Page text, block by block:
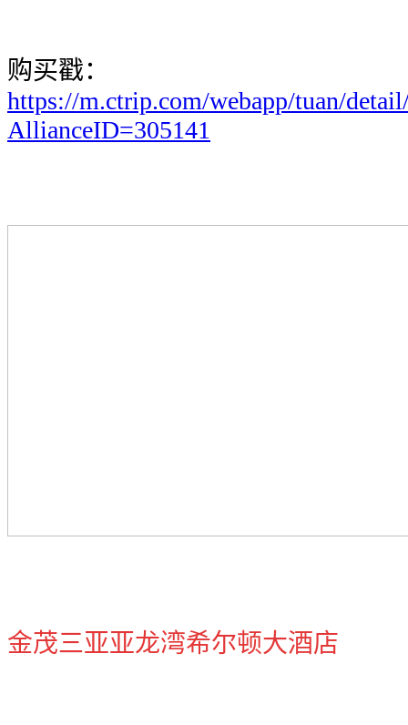
购买戳：
https://m.ctrip.com/webapp/tuan/
AllianceID=305141
金茂三亚亚龙湾希尔顿大酒店